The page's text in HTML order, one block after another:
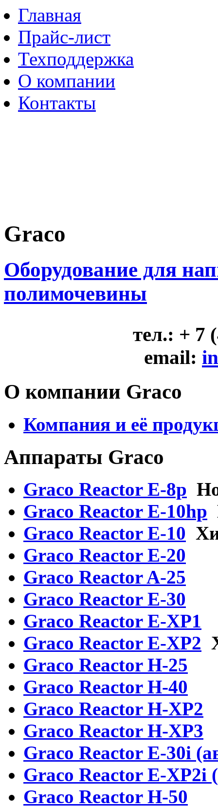
Перейти к основному содержанию
Главная
Прайс-лист
Техподдержка
О компании
Контакты
Graco
Оборудование для
полимочевины
тел.: + 7
email:
О компании Graсo
Компания и её
Аппараты Graco
Graco Reactor E-8p
Graco Reactor E-10hp
Graсo Reactor E-10
Graсo Reactor E-20
Graco Reactor A-25
Graсo Reactor E-30
Graсo Reactor E-XP1
Graсo Reactor E-XP2
Graсo Reactor H-25
Graco Reactor H-40
Graсo Reactor H-XP2
Graco Reactor H-XP3
Graco Reactor E-30i
Graco Reactor E-XP2i
Graco Reactor H-50